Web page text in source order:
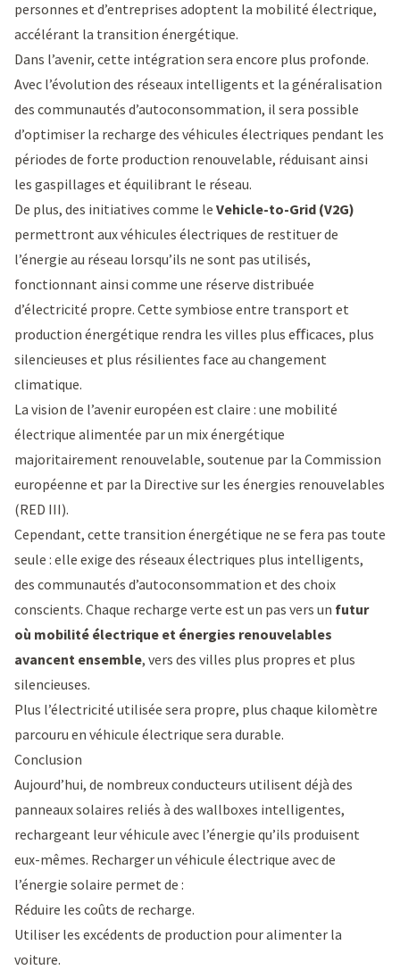
personnes et d’entreprises adoptent la mobilité électrique,
accélérant la transition énergétique.
Dans l’avenir, cette intégration sera encore plus profonde.
Avec l’évolution des réseaux intelligents et la généralisation
des communautés d’autoconsommation, il sera possible
d’optimiser la recharge des véhicules électriques pendant les
périodes de forte production renouvelable, réduisant ainsi
les gaspillages et équilibrant le réseau.
De plus, des initiatives comme le Vehicle-to-Grid (V2G)
permettront aux véhicules électriques de restituer de
l’énergie au réseau lorsqu’ils ne sont pas utilisés,
fonctionnant ainsi comme une réserve distribuée
d’électricité propre. Cette symbiose entre transport et
production énergétique rendra les villes plus eﬀicaces, plus
silencieuses et plus résilientes face au changement
climatique.
La vision de l’avenir européen est claire : une mobilité
électrique alimentée par un mix énergétique
majoritairement renouvelable, soutenue par la Commission
européenne et par la Directive sur les énergies renouvelables
(RED III).
Cependant, cette transition énergétique ne se fera pas toute
seule : elle exige des réseaux électriques plus intelligents,
des communautés d’autoconsommation et des choix
conscients. Chaque recharge verte est un pas vers un futur
où mobilité électrique et énergies renouvelables
avancent ensemble, vers des villes plus propres et plus
silencieuses.
Plus l’électricité utilisée sera propre, plus chaque kilomètre
parcouru en véhicule électrique sera durable.
Conclusion
Aujourd’hui, de nombreux conducteurs utilisent déjà des
panneaux solaires reliés à des wallboxes intelligentes,
rechargeant leur véhicule avec l’énergie qu’ils produisent
eux-mêmes. Recharger un véhicule électrique avec de
l’énergie solaire permet de :
Réduire les coûts de recharge.
Utiliser les excédents de production pour alimenter la
voiture.